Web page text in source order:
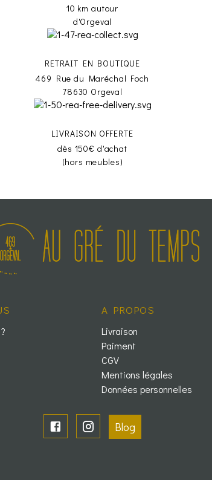
10 km autour
d'Orgeval
RETRAIT EN BOUTIQUE
469 Rue du Maréchal Foch
78630 Orgeval
LIVRAISON OFFERTE
dès 150€ d'achat
(hors meubles)
A PROPOS
Livraison
Paiment
CGV
Mentions légales
Données personnelles
Blog